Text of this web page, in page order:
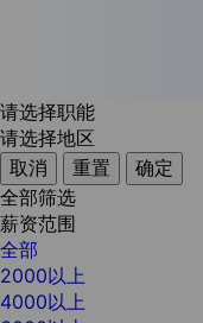
请选择职能
请选择地区
取消
重置
确定
全部筛选
薪资范围
全部
2000以上
4000以上